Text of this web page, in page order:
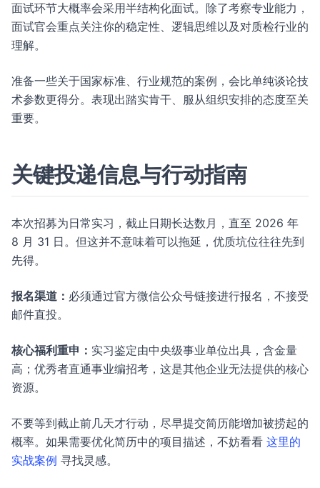
面试环节大概率会采用半结构化面试。除了考察专业能力，
面试官会重点关注你的稳定性、逻辑思维以及对质检行业的
理解。
准备一些关于国家标准、行业规范的案例，会比单纯谈论技
术参数更得分。表现出踏实肯干、服从组织安排的态度至关
重要。
关键投递信息与行动指南
本次招募为日常实习，截止日期长达数月，直至 2026 年
8 月 31 日。但这并不意味着可以拖延，优质坑位往往先到
先得。
报名渠道： 必须通过官方微信公众号链接进行报名，不接受
邮件直投。
核心福利重申： 实习鉴定由中央级事业单位出具，含金量
高；优秀者直通事业编招考，这是其他企业无法提供的核心
资源。
不要等到截止前几天才行动，尽早提交简历能增加被捞起的
概率。如果需要优化简历中的项目描述，不妨看看 这里的
实战案例 寻找灵感。